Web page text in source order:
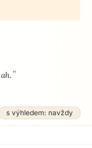
”
s výhledem: navždy